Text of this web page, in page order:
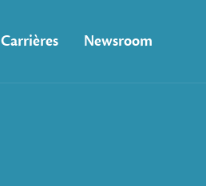
Carrières Newsroom